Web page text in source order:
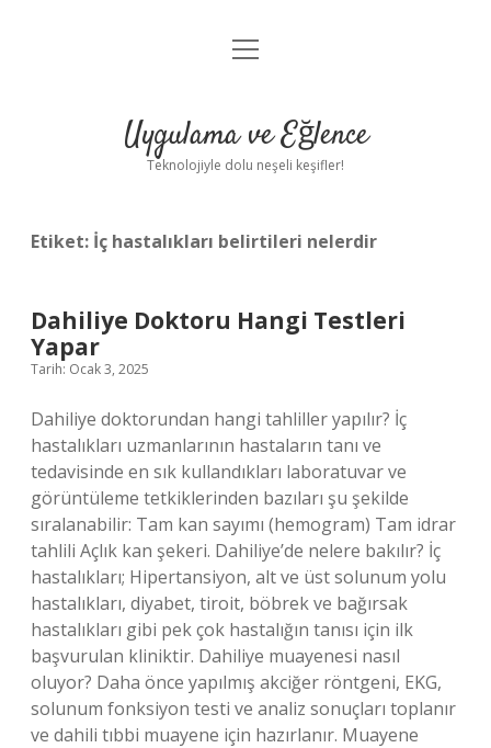
Anasayfa
Yasal Uyarı
menüyü
Uygulama ve Eğlence
Teknolojiyle dolu neşeli keşifler!
Etiket: İç hastalıkları belirtileri nelerdir
Dahiliye Doktoru Hangi Testleri
Yapar
Tarih: Ocak 3, 2025
Dahiliye doktorundan hangi tahliller yapılır? İç
hastalıkları uzmanlarının hastaların tanı ve
tedavisinde en sık kullandıkları laboratuvar ve
görüntüleme tetkiklerinden bazıları şu şekilde
sıralanabilir: Tam kan sayımı (hemogram) Tam idrar
tahlili Açlık kan şekeri. Dahiliye’de nelere bakılır? İç
hastalıkları; Hipertansiyon, alt ve üst solunum yolu
hastalıkları, diyabet, tiroit, böbrek ve bağırsak
hastalıkları gibi pek çok hastalığın tanısı için ilk
başvurulan kliniktir. Dahiliye muayenesi nasıl
oluyor? Daha önce yapılmış akciğer röntgeni, EKG,
solunum fonksiyon testi ve analiz sonuçları toplanır
ve dahili tıbbi muayene için hazırlanır. Muayene